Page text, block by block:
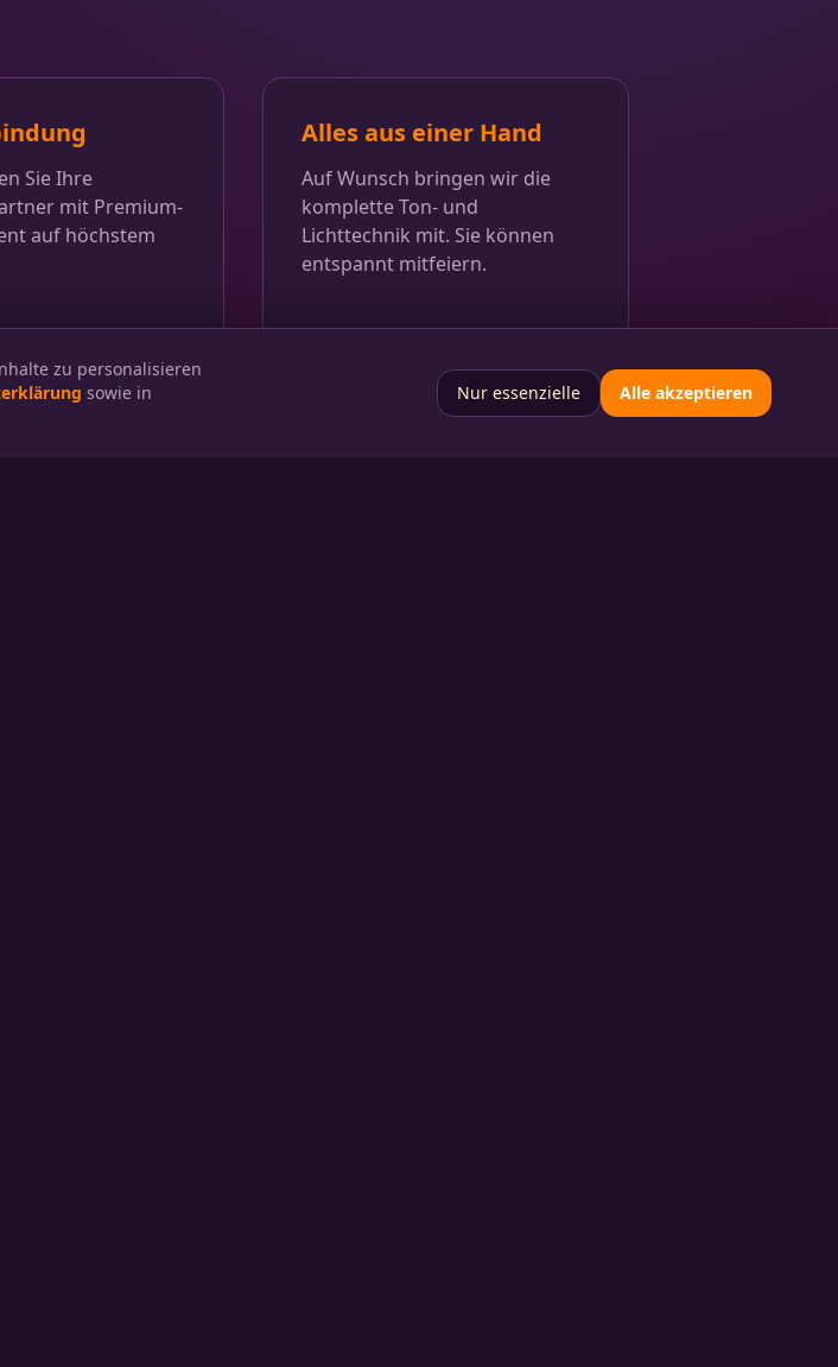
zu personalisieren
sowie in
Nur essenzielle Alle akzeptieren
Sie Ihre
mit Premium-
auf höchstem
Alles aus einer Hand
Auf Wunsch bringen wir die
komplette Ton- und
Lichttechnik mit. Sie können
entspannt mitfeiern.